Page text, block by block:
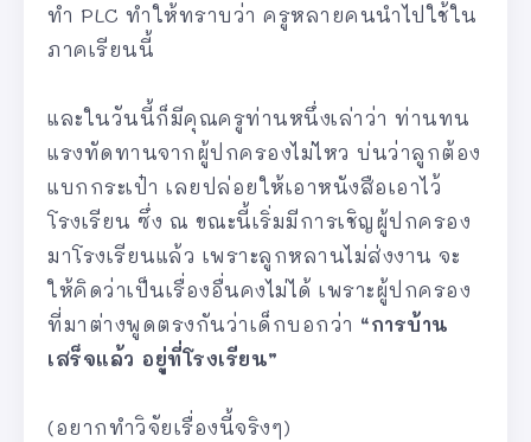
ทำ PLC ทำให้ทราบว่า ครูหลายคนนำไปใช้ใน
ภาคเรียนนี้
และในวันนี้ก็มีคุณครูท่านหนึ่งเล่าว่า ท่านทน
แรงทัดทานจากผู้ปกครองไม่ไหว บ่นว่าลูกต้อง
แบกกระเป๋า เลยปล่อยให้เอาหนังสือเอาไว้
โรงเรียน ซึ่ง ณ ขณะนี้เริ่มมีการเชิญผู้ปกครอง
มาโรงเรียนแล้ว เพราะลูกหลานไม่ส่งงาน จะ
ให้คิดว่าเป็นเรื่องอื่นคงไม่ได้ เพราะผู้ปกครอง
ที่มาต่างพูดตรงกันว่าเด็กบอกว่า “การบ้าน
เสร็จแล้ว อยู่ที่โรงเรียน”
(อยากทำวิจัยเรื่องนี้จริงๆ)